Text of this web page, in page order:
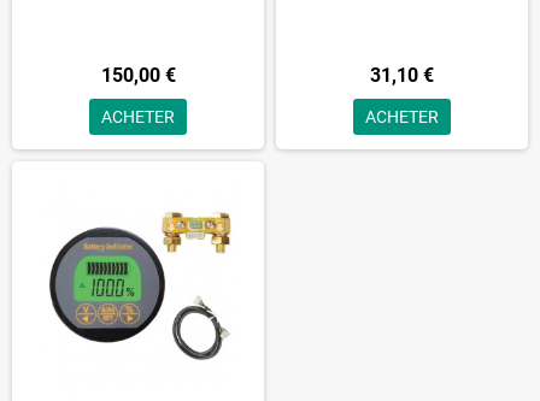
150,00 €
ACHETER
31,10 €
ACHETER